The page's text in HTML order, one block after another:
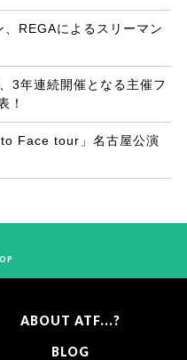
、REGAによるスリーマン
3年連続開催となる主催フ
！
Face tour」名古屋公演
ABOUT ATF...?
BLOG